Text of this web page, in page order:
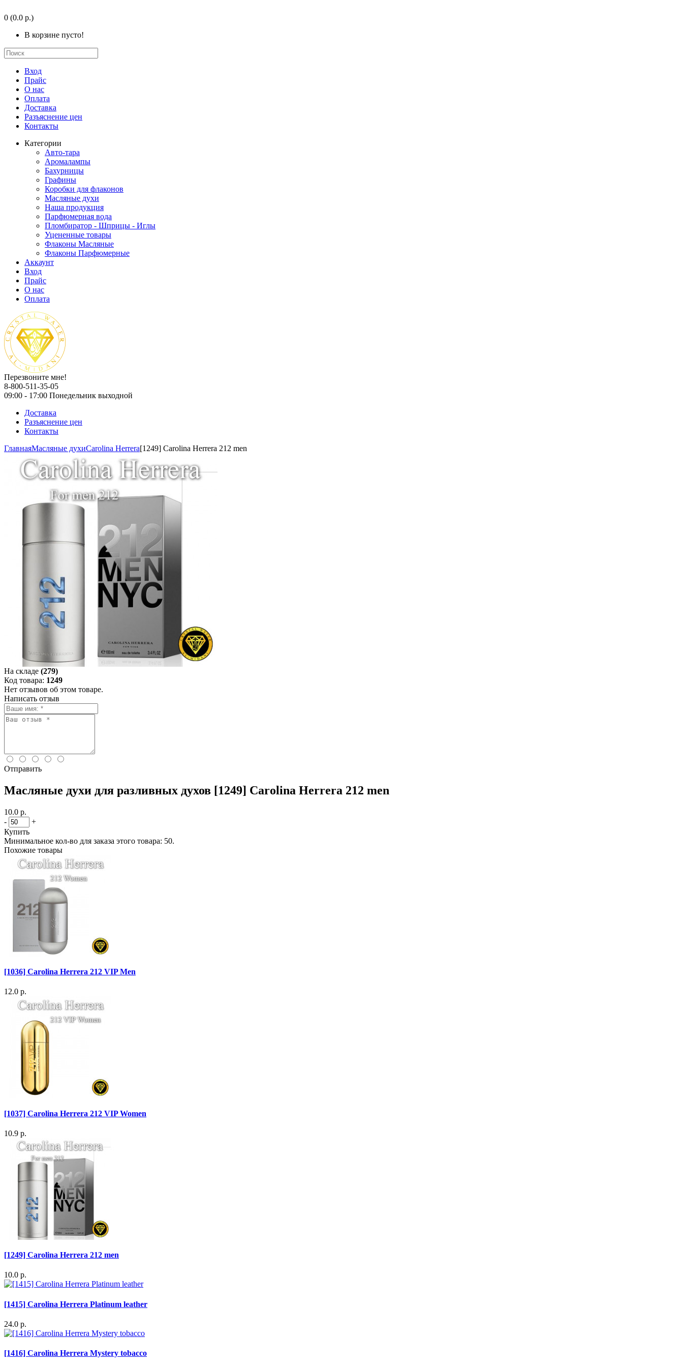
0 (0.0 р.)
В корзине пусто!
Вход
Прайс
О нас
Оплата
Доставка
Разъяснение цен
Контакты
Категории
Авто-тара
Аромалампы
Бахурницы
Графины
Коробки для флаконов
Масляные духи
Наша продукция
Парфюмерная вода
Пломбиратор - Шприцы - Иглы
Уцененные товары
Флаконы Масляные
Флаконы Парфюмерные
Аккаунт
Вход
Прайс
О нас
Оплата
Перезвоните мне!
8-800-511-35-05
09:00 - 17:00 Понедельник выходной
Доставка
Разъяснение цен
Контакты
ГлавнаяМасляные духиCarolina Herrera[1249] Carolina Herrera 212 men
На складе (279)
Код товара: 1249
Нет отзывов об этом товаре.
Написать отзыв
Отправить
Масляные духи для разливных духов [1249] Carolina Herrera 212 men
10.0 р.
-
+
Купить
Минимальное кол-во для заказа этого товара: 50.
Похожие товары
[1036] Carolina Herrera 212 VIP Men
12.0 р.
[1037] Carolina Herrera 212 VIP Women
10.9 р.
[1249] Carolina Herrera 212 men
10.0 р.
[1415] Carolina Herrera Platinum leather
24.0 р.
[1416] Carolina Herrera Mystery tobacco